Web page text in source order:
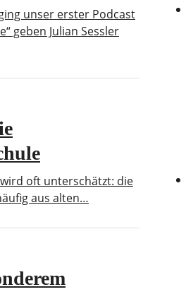
unser erster Podcast
geben Julian Sessler
oft unterschätzt: die
aus alten…